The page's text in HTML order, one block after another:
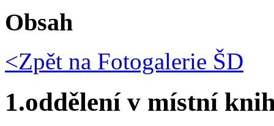
Obsah
<Zpět na Fotogalerie ŠD
1.oddělení v místní